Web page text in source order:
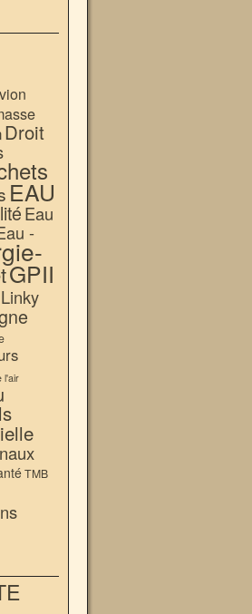
Droit
EAU
Eau
-
GPII
Linky
l'air
TMB